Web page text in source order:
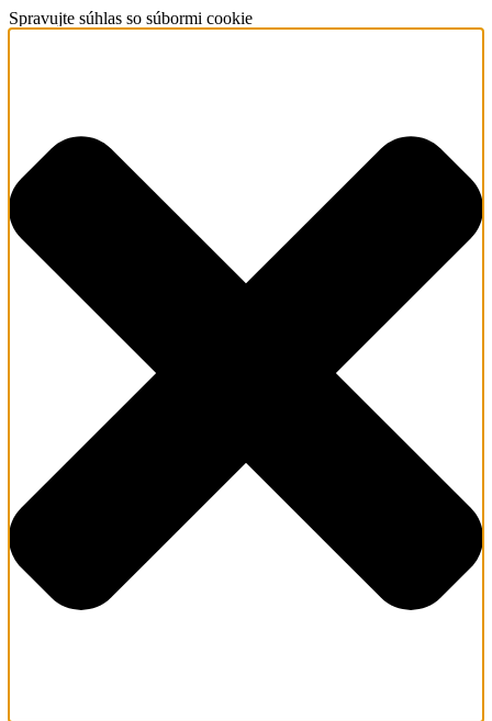
Spravujte súhlas so súbormi cookie